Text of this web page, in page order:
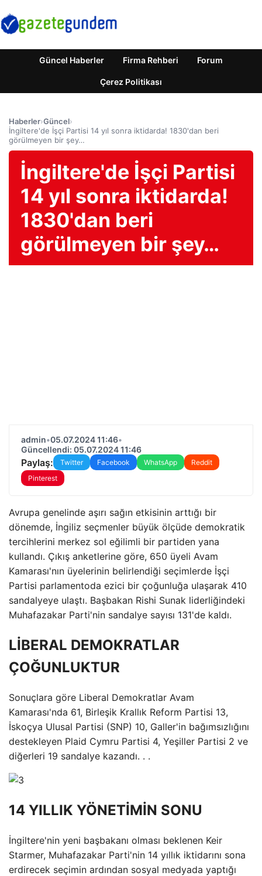
Güncel Haberler Firma Rehberi Forum
Çerez Politikası
Haberler›Güncel›
İngiltere'de İşçi Partisi 14 yıl sonra iktidarda! 1830'dan beri
görülmeyen bir şey…
İngiltere'de İşçi Partisi
14 yıl sonra iktidarda!
1830'dan beri
görülmeyen bir şey…
admin•05.07.2024 11:46•
Güncellendi: 05.07.2024 11:46
Paylaş: Twitter Facebook WhatsApp
Reddit
Pinterest
Avrupa genelinde aşırı sağın etkisinin arttığı bir
dönemde, İngiliz seçmenler büyük ölçüde demokratik
tercihlerini merkez sol eğilimli bir partiden yana
kullandı. Çıkış anketlerine göre, 650 üyeli Avam
Kamarası'nın üyelerinin belirlendiği seçimlerde İşçi
Partisi parlamentoda ezici bir çoğunluğa ulaşarak 410
sandalyeye ulaştı. Başbakan Rishi Sunak liderliğindeki
Muhafazakar Parti'nin sandalye sayısı 131'de kaldı.
LİBERAL DEMOKRATLAR
ÇOĞUNLUKTUR
Sonuçlara göre Liberal Demokratlar Avam
Kamarası'nda 61, Birleşik Krallık Reform Partisi 13,
İskoçya Ulusal Partisi (SNP) 10, Galler'in bağımsızlığını
destekleyen Plaid Cymru Partisi 4, Yeşiller Partisi 2 ve
diğerleri 19 sandalye kazandı. . .
14 YILLIK YÖNETİMİN SONU
İngiltere'nin yeni başbakanı olması beklenen Keir
Starmer, Muhafazakar Parti'nin 14 yıllık iktidarını sona
erdirecek seçimin ardından sosyal medyada yaptığı